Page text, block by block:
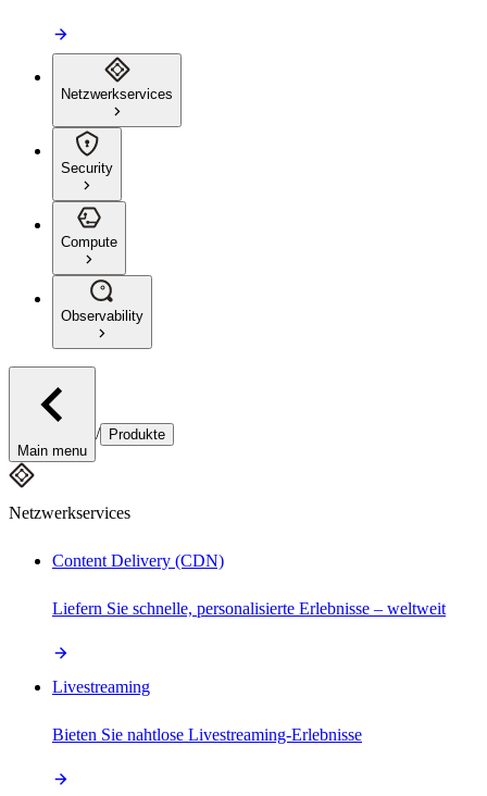
Netzwerkservices
Security
Compute
Observability
Main menu
/ Produkte
Netzwerkservices
Content Delivery (CDN)
Liefern Sie schnelle, personalisierte Erlebnisse – weltweit
Livestreaming
Bieten Sie nahtlose Livestreaming-Erlebnisse